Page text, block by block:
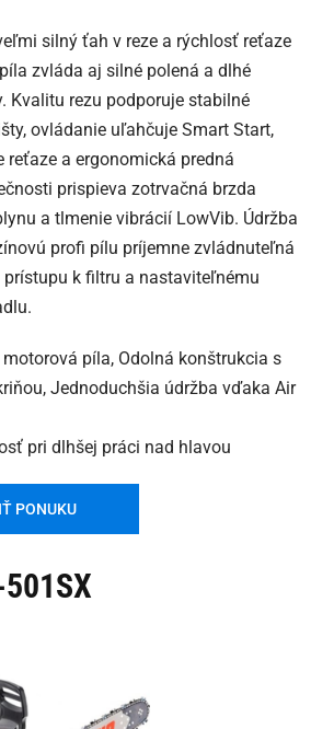
silný ťah v reze a rýchlosť reťaze
zvláda aj silné polená a dlhé
Kvalitu rezu podporuje stabilné
ovládanie uľahčuje Smart Start,
reťaze a ergonomická predná
prispieva zotrvačná brzda
a tlmenie vibrácií LowVib. Údržba
profi pílu príjemne zvládnuteľná
k filtru a nastaviteľnému
píla, Odolná konštrukcia s
Jednoduchšia údržba vďaka Air
pri dlhšej práci nad hlavou
PONUKU
501SX